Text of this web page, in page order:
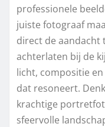
professionele
juiste fotograaf
direct de aandacht
achterlaten bij de
licht, compositie
dat resoneert.
krachtige
sfeervolle